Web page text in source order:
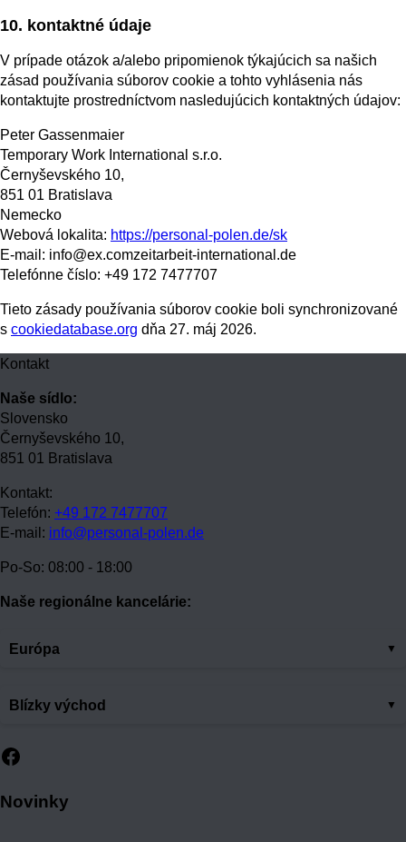
10. kontaktné údaje
V prípade otázok a/alebo pripomienok týkajúcich sa našich
zásad používania súborov cookie a tohto vyhlásenia nás
kontaktujte prostredníctvom nasledujúcich kontaktných údajov:
Peter Gassenmaier
Temporary Work International s.r.o.
Černyševského 10,
851 01 Bratislava
Nemecko
Webová lokalita: https://personal-polen.de/sk
E-mail: info@ex.comzeitarbeit-international.de
Telefónne číslo: +49 172 7477707
Tieto zásady používania súborov cookie boli synchronizované
scookiedatabase.org dňa 27. máj 2026.
Kontakt
Naše sídlo:
Slovensko
Černyševského 10,
851 01 Bratislava
Kontakt:
Telefón: +49 172 7477707
E-mail: info@personal-polen.de
Po-So: 08:00 - 18:00
Naše regionálne kancelárie:
Európa
Blízky východ
Facebook
Novinky